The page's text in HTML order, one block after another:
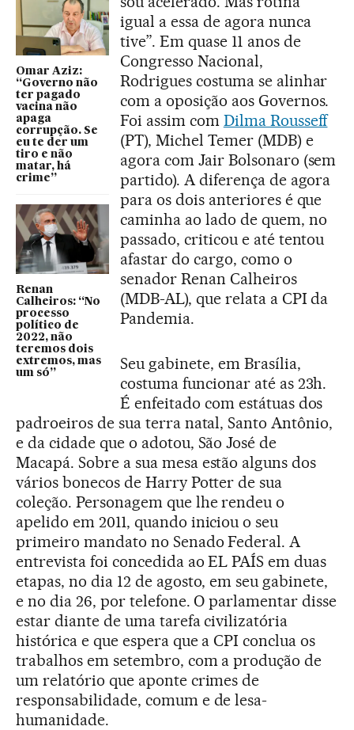
Omar Aziz:
“Governo não
ter pagado
vacina não
apaga
corrupção. Se
eu te der um
tiro e não
matar, há
crime”
Renan
Calheiros: “No
processo
político de
2022, não
teremos dois
extremos, mas
um só”
igual a essa de agora nunca
tive”. Em quase 11 anos de
Congresso Nacional,
Rodrigues costuma se alinhar
com a oposição aos Governos.
Foi assim com Dilma Rousseff
(PT), Michel Temer (MDB) e
agora com Jair Bolsonaro (sem
partido). A diferença de agora
para os dois anteriores é que
caminha ao lado de quem, no
passado, criticou e até tentou
afastar do cargo, como o
senador Renan Calheiros
(MDB-AL), que relata a CPI da
Pandemia.
Seu gabinete, em Brasília,
costuma funcionar até as 23h.
É enfeitado com estátuas dos
padroeiros de sua terra natal, Santo Antônio,
e da cidade que o adotou, São José de
Macapá. Sobre a sua mesa estão alguns dos
vários bonecos de Harry Potter de sua
coleção. Personagem que lhe rendeu o
apelido em 2011, quando iniciou o seu
primeiro mandato no Senado Federal. A
entrevista foi concedida ao EL PAÍS em duas
etapas, no dia 12 de agosto, em seu gabinete,
e no dia 26, por telefone. O parlamentar disse
estar diante de uma tarefa civilizatória
histórica e que espera que a CPI conclua os
trabalhos em setembro, com a produção de
um relatório que aponte crimes de
responsabilidade, comum e de lesa-
humanidade.